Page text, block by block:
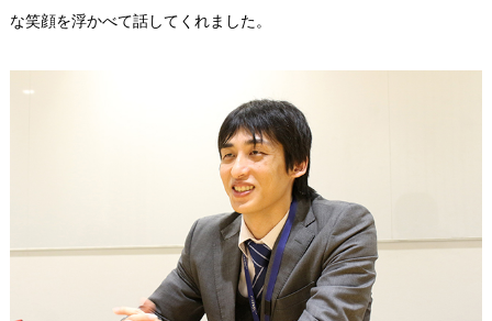
な笑顔を浮かべて話してくれました。